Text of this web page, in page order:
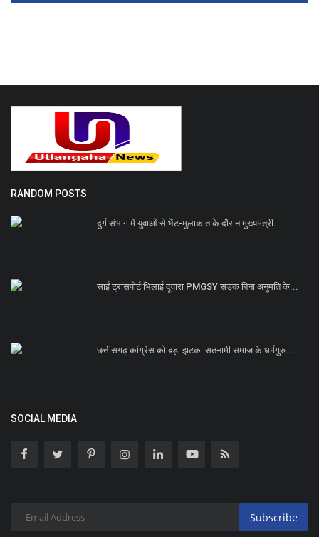
RANDOM POSTS
दुर्ग संभाग में युवाओं से भेंट-मुलाकात के दौरान मुख्यमंत्री...
साईं ट्रांसपोर्ट भिलाई दूवारा PMGSY सड़क बिना अनुमति के...
छत्तीसगढ़ कांग्रेस को बड़ा झटका सतनामी समाज के धर्मगुरु...
SOCIAL MEDIA
Subscribe